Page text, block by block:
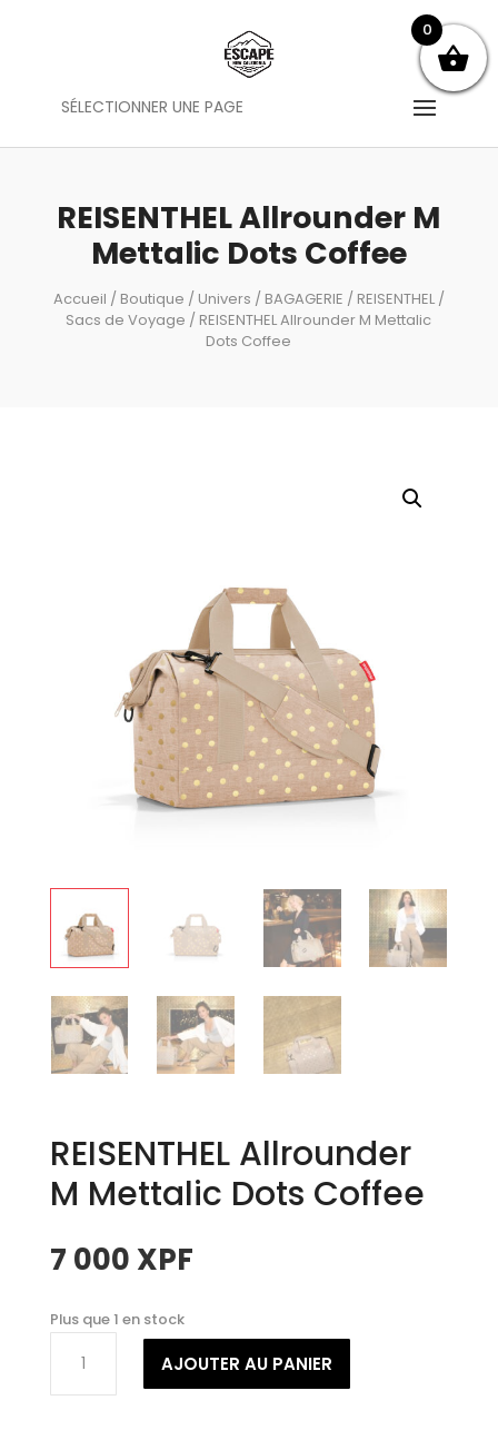
SÉLECTIONNER UNE PAGE
REISENTHEL Allrounder M
Mettalic Dots Coffee
Accueil / Boutique / Univers / BAGAGERIE / REISENTHEL/
Sacs de Voyage / REISENTHEL Allrounder M Mettalic
Dots Coffee
REISENTHEL Allrounder
M Mettalic Dots Coffee
7 000 XPF
Plus que 1 en stock
REISENTHEL
AJOUTER AU PANIER
0